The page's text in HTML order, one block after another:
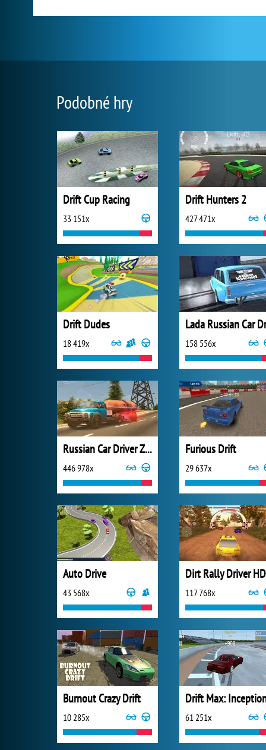
Podobné hry
Drift Cup Racing
33 151x
Drift Hunters 2
427 471x
Drift Dudes
18 419x 158 556x
Russian Car Driver ZIL 130
446 978x
Furious Drift
29 637x
Auto Drive
43 568x
Dirt Rally Driver HD
117 768x
Burnout Crazy Drift
10 285x
Drift Max:
61 251x